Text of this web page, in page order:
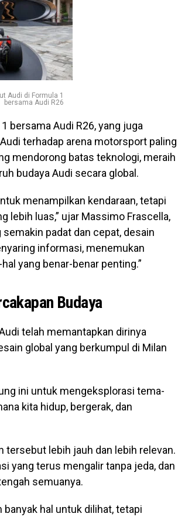
Audi di Formula 1
bersama Audi R26
bersama Audi R26, yang juga
terhadap arena motorsport paling
mendorong batas teknologi, meraih
budaya Audi secara global.
menampilkan kendaraan, tetapi
lebih luas,” ujar Massimo Frascella,
semakin padat dan cepat, desain
informasi, menemukan
yang benar-benar penting.”
Budaya
telah memantapkan dirinya
global yang berkumpul di Milan
ini untuk mengeksplorasi tema-
kita hidup, bergerak, dan
tersebut lebih jauh dan lebih relevan.
yang terus mengalir tanpa jeda, dan
semuanya.
hal untuk dilihat, tetapi